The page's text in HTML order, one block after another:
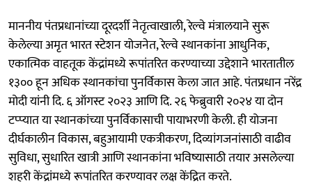
माननीय पंतप्रधानांच्या दूरदर्शी नेतृत्वाखाली, रेल्वे मंत्रालयाने सुरू
केलेल्या अमृत भारत स्टेशन योजनेत, रेल्वे स्थानकांना आधुनिक,
एकात्मिक वाहतूक केंद्रांमध्ये रूपांतरित करण्याच्या उद्देशाने भारतातील
१३०० हून अधिक स्थानकांचा पुनर्विकास केला जात आहे. पंतप्रधान नरेंद्र
मोदी यांनी दि. ६ ऑगस्ट २०२३ आणि दि. २६ फेब्रुवारी २०२४ या दोन
टप्प्यात या स्थानकांच्या पुनर्विकासाची पायाभरणी केली. ही योजना
दीर्घकालीन विकास, बहुआयामी एकत्रीकरण, दिव्यांगजनांसाठी वाढीव
सुविधा, सुधारित खात्री आणि स्थानकांना भविष्यासाठी तयार असलेल्या
शहरी केंद्रांमध्ये रूपांतरित करण्यावर लक्ष केंद्रित करते.